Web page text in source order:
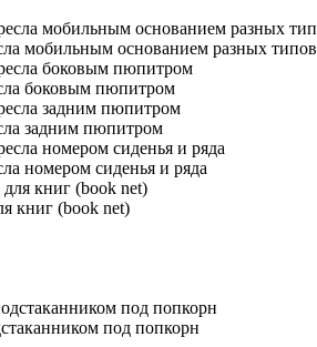
мобильным основанием разных типов
боковым пюпитром
задним пюпитром
номером сиденья и ряда
книг (book net)
под попкорн